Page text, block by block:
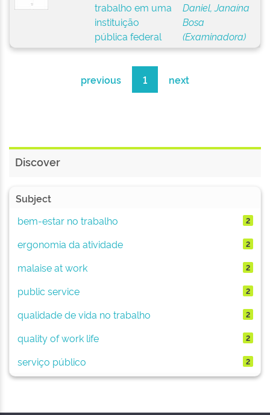
trabalho em uma
instituição
pública federal
Daniel, Janaína
Bosa
(Examinadora)
previous 1 next
Discover
Subject
bem-estar no trabalho
2
ergonomia da atividade 2
malaise at work 2
public service 2
qualidade de vida no trabalho 2
quality of work life 2
serviço público 2